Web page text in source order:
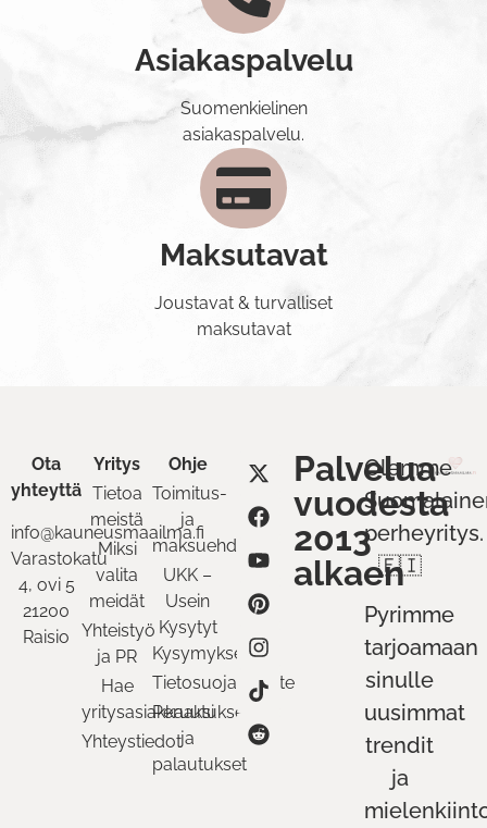
Asiakaspalvelu
Suomenkielinen
asiakaspalvelu.
Maksutavat
Joustavat & turvalliset
maksutavat
Ota
yhteyttä
info@kauneusmaailma.fi
Varastokatu
4, ovi 5
21200
Raisio
Yritys
Tietoa
meistä
Miksi
valita
meidät
Yhteistyö
ja PR
Hae
yritysasiakkaaksi
Yhteystiedot
Ohje
Toimitus-
ja
maksuehdot
UKK –
Usein
Kysytyt
Kysymykset
Tietosuojaseloste
Peruutukset
ja
palautukset
Palvelua
vuodesta
2013
alkaen
Olemme
perheyritys.
🇫🇮
Pyrimme
tarjoamaan
sinulle
uusimmat
trendit
ja